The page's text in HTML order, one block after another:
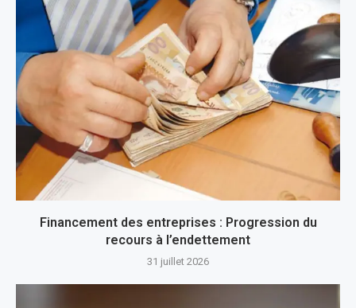
Financement des entreprises : Progression du
recours à l’endettement
31 juillet 2026